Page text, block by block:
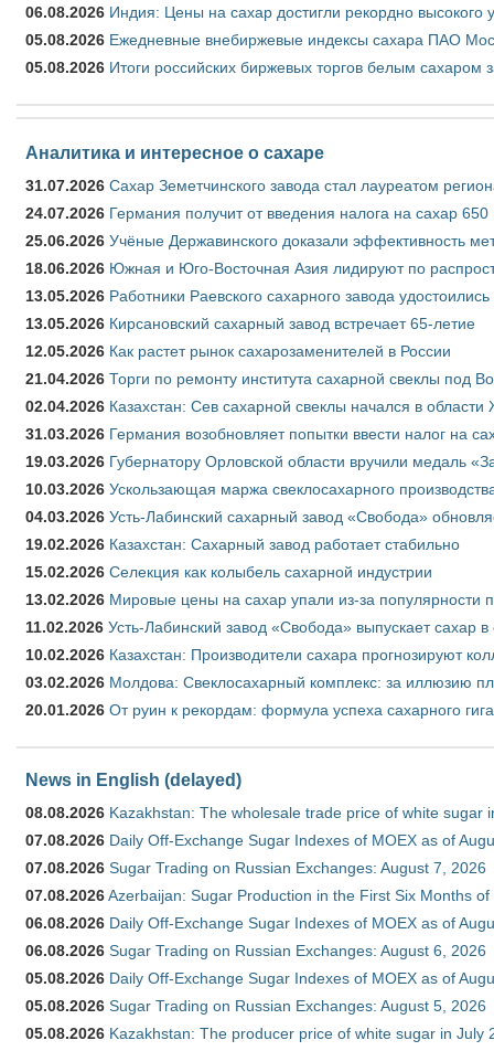
06.08.2026 Индия: Цены на сахар достигли рекордно высокого
05.08.2026 Ежедневные внебиржевые индексы сахара ПАО
05.08.2026 Итоги российских биржевых торгов белым сахаром
Аналитика и интересное о сахаре
31.07.2026 Сахар Земетчинского завода стал лауреатом
24.07.2026 Германия получит от введения налога на сахар
25.06.2026 Учёные Державинского доказали эффективность
18.06.2026 Южная и Юго-Восточная Азия лидируют по
13.05.2026 Работники Раевского сахарного завода удостоились
13.05.2026 Кирсановский сахарный завод встречает 65-летие
12.05.2026 Как растет рынок сахарозаменителей в России
21.04.2026 Торги по ремонту института сахарной свеклы под
02.04.2026 Казахстан: Сев сахарной свеклы начался в области
31.03.2026 Германия возобновляет попытки ввести налог на
19.03.2026 Губернатору Орловской области вручили медаль
10.03.2026 Ускользающая маржа свеклосахарного
04.03.2026 Усть-Лабинский сахарный завод «Свобода»
19.02.2026 Казахстан: Сахарный завод работает стабильно
15.02.2026 Селекция как колыбель сахарной индустрии
13.02.2026 Мировые цены на сахар упали из-за популярности
11.02.2026 Усть-Лабинский завод «Свобода» выпускает сахар в
10.02.2026 Казахстан: Производители сахара прогнозируют
03.02.2026 Молдова: Свеклосахарный комплекс: за иллюзию
20.01.2026 От руин к рекордам: формула успеха сахарного
News in English (delayed)
08.08.2026 Kazakhstan: The wholesale trade price of white sugar
07.08.2026 Daily Off-Exchange Sugar Indexes of MOEX as of
07.08.2026 Sugar Trading on Russian Exchanges: August 7, 2026
07.08.2026Azerbaijan: Sugar Production in the First Six Months of
06.08.2026 Daily Off-Exchange Sugar Indexes of MOEX as of
06.08.2026 Sugar Trading on Russian Exchanges: August 6, 2026
05.08.2026 Daily Off-Exchange Sugar Indexes of MOEX as of
05.08.2026 Sugar Trading on Russian Exchanges: August 5, 2026
05.08.2026 Kazakhstan: The producer price of white sugar in July